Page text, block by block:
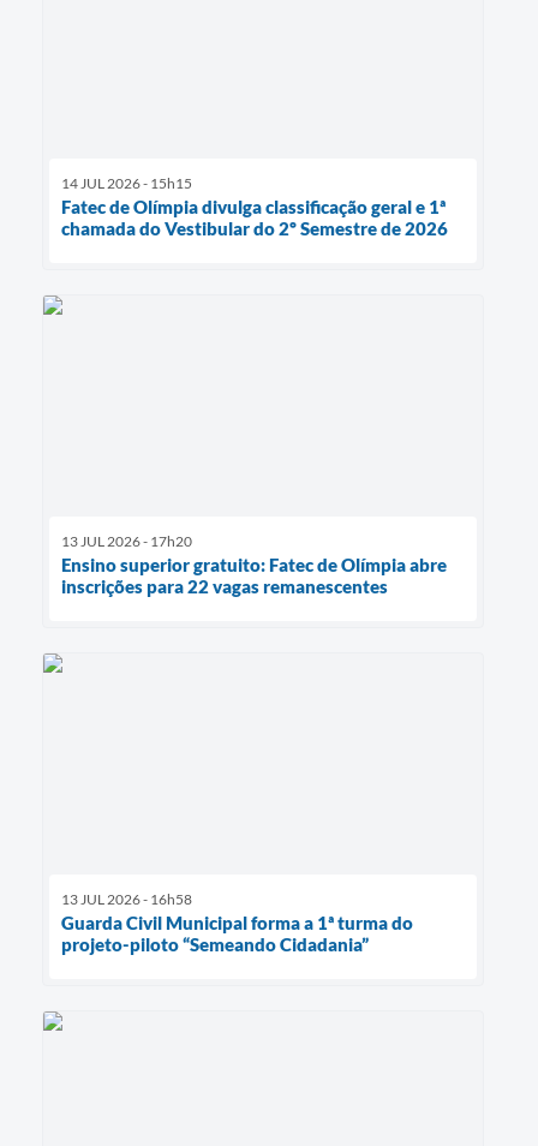
14 JUL 2026 - 15h15
Fatec de Olímpia divulga classificação geral e 1ª
chamada do Vestibular do 2º Semestre de 2026
13 JUL 2026 - 17h20
Ensino superior gratuito: Fatec de Olímpia abre
inscrições para 22 vagas remanescentes
13 JUL 2026 - 16h58
Guarda Civil Municipal forma a 1ª turma do
projeto-piloto “Semeando Cidadania”